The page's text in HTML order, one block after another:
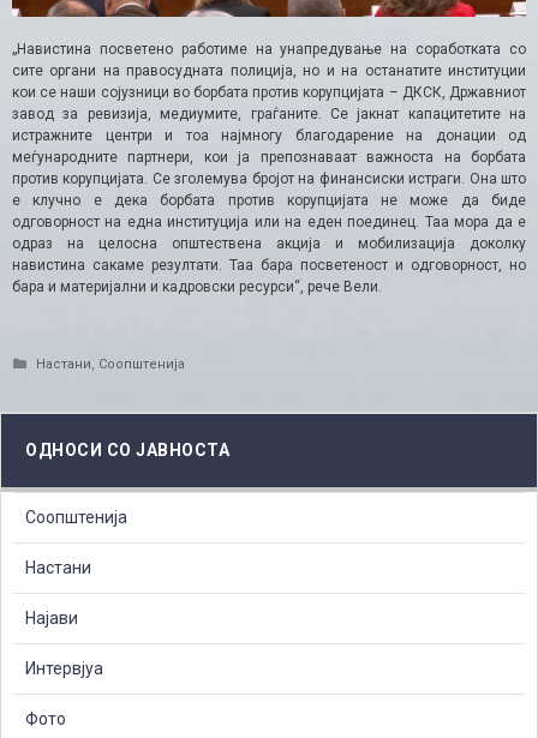
„Навистина посветено работиме на унапредување на соработката со
сите органи на правосудната полиција, но и на останатите институции
кои се наши сојузници во борбата против корупцијата – ДКСК, Државниот
завод за ревизија, медиумите, граѓаните. Се јакнат капацитетите на
истражните центри и тоа најмногу благодарение на донации од
меѓународните партнери, кои ја препознаваат важноста на борбата
против корупцијата. Се зголемува бројот на финансиски истраги. Она што
е клучно е дека борбата против корупцијата не може да биде
одговорност на една институција или на еден поединец. Таа мора да е
одраз на целосна општествена акција и мобилизација доколку
навистина сакаме резултати. Таа бара посветеност и одговорност, но
бара и материјални и кадровски ресурси“, рече Вели.
Categories
Настани, Соопштенија
ОДНОСИ СО ЈАВНОСТА
Соопштенија
Настани
Најави
Интервјуа
Фото